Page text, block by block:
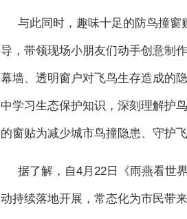
与此同时，趣味十足的防鸟撞
导，带领现场小朋友们动手创意制
幕墙、透明窗户对飞鸟生存造成的
中学习生态保护知识，深刻理解护
的窗贴为减少城市鸟撞隐患、守护
据了解，自4月22日《雨燕看世
动持续落地开展，常态化为市民带